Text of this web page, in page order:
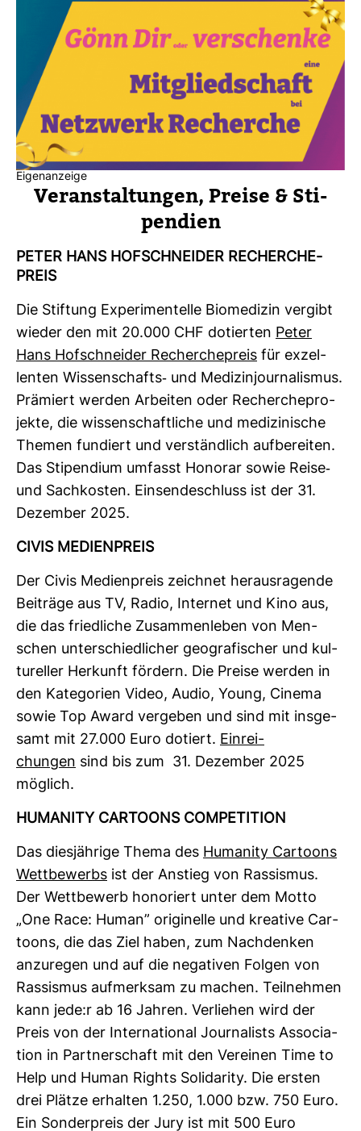
Eigenanzeige
Ver­an­stal­tungen, Preise & Sti­
pen­dien
PETER HANS HOF­SCHNEIDER RECHER­CHE­
PREIS
Die Stif­tung Expe­ri­men­telle Bio­me­dizin ver­gibt
wieder den mit 20.000 CHF dotierten Peter
Hans Hof­schneider Recher­che­preis für exzel­
lenten Wis­sen­schafts-​ und Medi­zin­jour­na­lismus.
Prä­miert werden Arbeiten oder Recher­che­pro­
jekte, die wis­sen­schaft­liche und medi­zi­ni­sche
Themen fun­diert und ver­ständ­lich auf­be­reiten.
Das Sti­pen­dium umfasst Honorar sowie Reise-​
und Sach­kosten. Ein­sen­de­schluss ist der 31.
Dezember 2025.
CIVIS MEDI­EN­PREIS
Der Civis Medi­en­preis zeichnet her­aus­ra­gende
Bei­träge aus TV, Radio, Internet und Kino aus,
die das fried­liche Zusam­men­leben von Men­
schen unter­schied­li­cher geo­gra­fi­scher und kul­
tu­reller Her­kunft för­dern. Die Preise werden in
den Kate­go­rien Video, Audio, Young, Cinema
sowie Top Award ver­geben und sind mit ins­ge­
samt mit 27.000 Euro dotiert. Ein­rei­
chungen sind bis zum 31. Dezember 2025
mög­lich.
HUMA­NITY CAR­TOONS COM­PE­TI­TION
Das dies­jäh­rige Thema des Huma­nity Car­toons
Wett­be­werbs ist der Anstieg von Ras­sismus.
Der Wett­be­werb hono­riert unter dem Motto
„One Race: Human” ori­gi­nelle und krea­tive Car­
toons, die das Ziel haben, zum Nach­denken
anzu­regen und auf die nega­tiven Folgen von
Ras­sismus auf­merksam zu machen. Teil­nehmen
kann jede:r ab 16 Jahren. Ver­liehen wird der
Preis von der Inter­na­tional Jour­na­lists Asso­cia­
tion in Part­ner­schaft mit den Ver­einen Time to
Help und Human Rights Soli­da­rity. Die ersten
drei Plätze erhalten 1.250, 1.000 bzw. 750 Euro.
Ein Son­der­preis der Jury ist mit 500 Euro